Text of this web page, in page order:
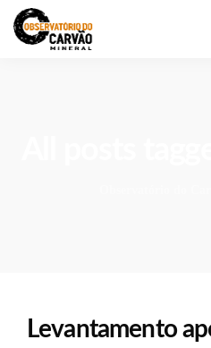
Levantamento